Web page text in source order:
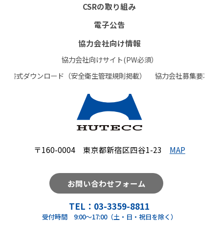
CSRの取り組み
電子公告
協力会社向け情報
協力会社向けサイト(PW必須）
書式ダウンロード（安全衛生管理規則掲載）
協力会社募集要項
〒160-0004 東京都新宿区四谷1-23 MAP
お問い合わせフォーム
TEL： 03-3359-8811
受付時間 9:00～17:00（土・日・祝日を除く）